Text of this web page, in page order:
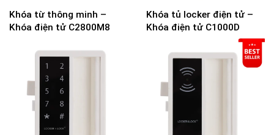
Khóa từ thông minh –
Khóa điện tử C2800M8
Khóa tủ locker điện tử –
Khóa điện tử C1000D